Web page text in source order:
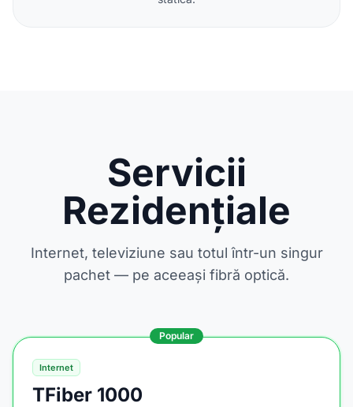
Servicii
Rezidențiale
Internet, televiziune sau totul într-un singur
pachet — pe aceeași fibră optică.
Popular
Internet
TFiber 1000